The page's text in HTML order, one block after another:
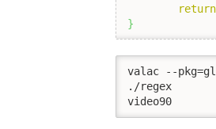
return
}
valac --
./regex
video90